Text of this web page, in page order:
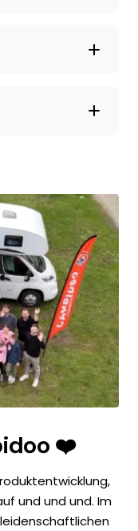
zertifiziert und
❤️
und und und. Im